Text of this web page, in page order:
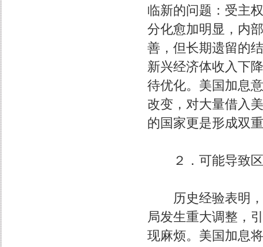
临新的问题：受主
分化愈加明显，内
善，但长期遗留的
新兴经济体收入下
待优化。美国加息
改变，对大量借入
的国家更是形成双
２．可能导致区
历史经验表明，
局发生重大调整，
现麻烦。美国加息